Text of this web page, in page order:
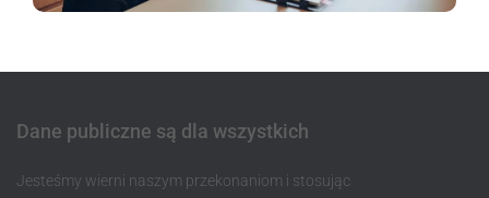
Dane publiczne są dla wszystkich
Jesteśmy wierni naszym przekonaniom i stosując